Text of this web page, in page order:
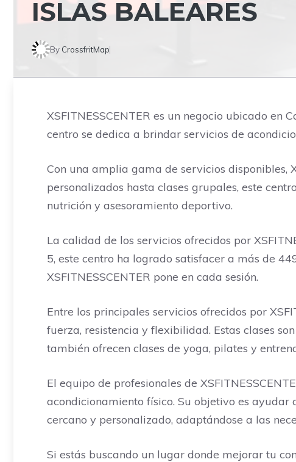
ISLAS BALEARES
By CrossfritMap
XSFITNESSCENTER es un negocio ubicado en
centro se dedica a brindar servicios de
Con una amplia gama de servicios disponibles,
personalizados hasta clases grupales, este
nutrición y asesoramiento deportivo.
La calidad de los servicios ofrecidos por
5, este centro ha logrado satisfacer a más de
XSFITNESSCENTER pone en cada sesión.
Entre los principales servicios ofrecidos por
fuerza, resistencia y flexibilidad. Estas clases
también ofrecen clases de yoga, pilates y
El equipo de profesionales de
acondicionamiento físico. Su objetivo es
cercano y personalizado, adaptándose a las
Si estás buscando un lugar donde mejorar tu